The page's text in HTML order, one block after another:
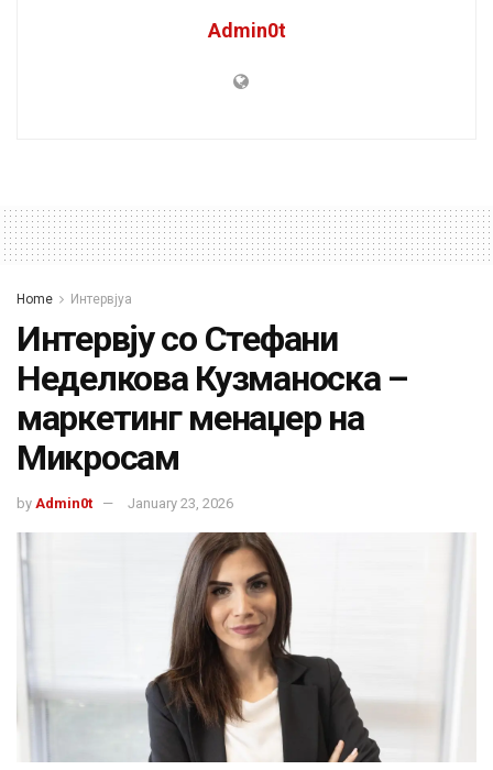
Admin0t
Home Интервјуа
Интервју со Стефани
Неделкова Кузманоска –
маркетинг менаџер на
Микросам
by Admin0t January 23, 2026